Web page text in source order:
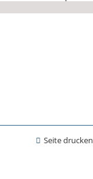
Seite drucken